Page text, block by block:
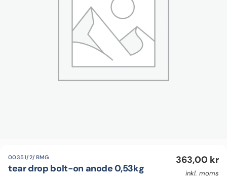
00351/2/BMG
tear drop bolt-on anode 0,53kg
363,00 kr
inkl. moms